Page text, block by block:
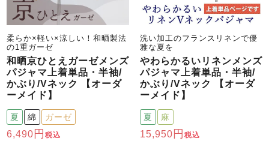
柔らか×軽い×涼しい！和晒製法
の1重ガーゼ
和晒京ひとえガーゼメンズ
パジャマ上着単品・半袖/
かぶり/Vネック 【オーダ
ーメイド】
夏 綿 ガーゼ
6,490 税込
洗い加工のフランスリネンで優
雅な夏を
やわらかるいリネンメンズ
パジャマ上着単品・半袖/
かぶり/Vネック 【オーダ
ーメイド】
夏 麻
15,950 税込